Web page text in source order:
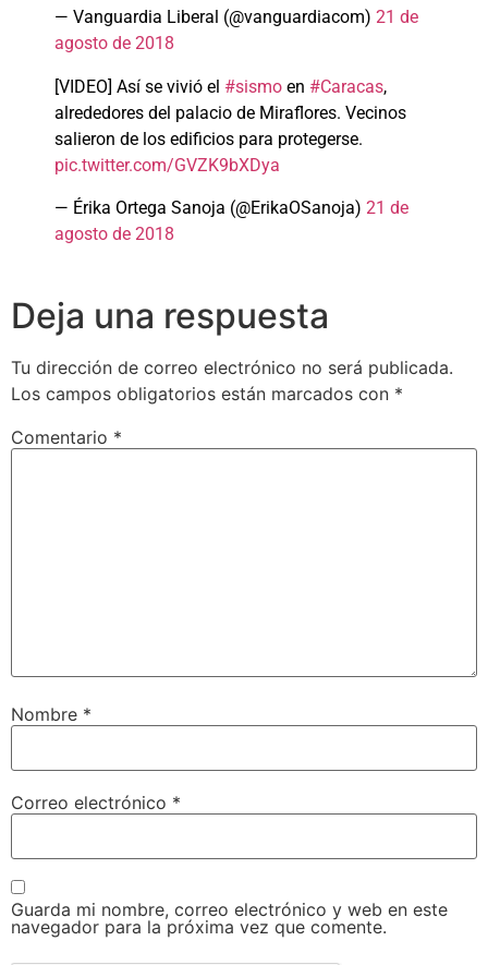
— Vanguardia Liberal (@vanguardiacom) 21 de
agosto de 2018
[VIDEO] Así se vivió el #sismo en #Caracas,
alrededores del palacio de Miraflores. Vecinos
salieron de los edificios para protegerse.
pic.twitter.com/GVZK9bXDya
— Érika Ortega Sanoja (@ErikaOSanoja) 21 de
agosto de 2018
Deja una respuesta
Tu dirección de correo electrónico no será publicada.
Los campos obligatorios están marcados con *
Comentario *
Nombre *
Correo electrónico *
Guarda mi nombre, correo electrónico y web en este
navegador para la próxima vez que comente.